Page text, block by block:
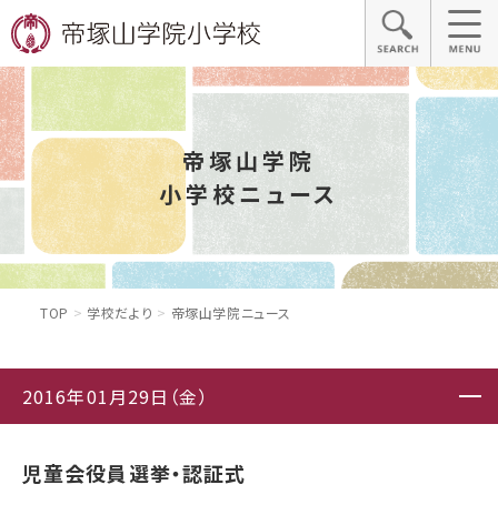
帝塚山学院
小学校ニュース
TOP 学校だより 帝塚山学院ニュース
2016年01月29日（金）
児童会役員選挙・認証式